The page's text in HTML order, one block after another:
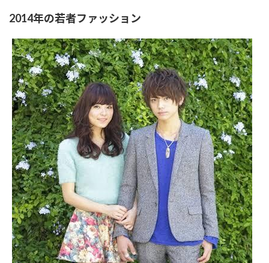
2014年の若者ファッション